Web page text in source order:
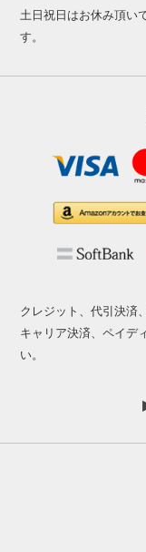
土日祝日はお休み頂い
す。
クレジット、代引決済
キャリア決済、ペイデ
い。